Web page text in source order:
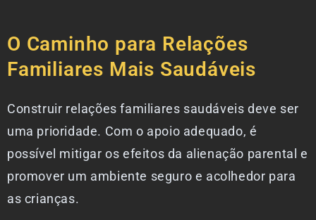
O Caminho para Relações
Familiares Mais Saudáveis
Construir relações familiares saudáveis deve ser
uma prioridade. Com o apoio adequado, é
possível mitigar os efeitos da alienação parental e
promover um ambiente seguro e acolhedor para
as crianças.